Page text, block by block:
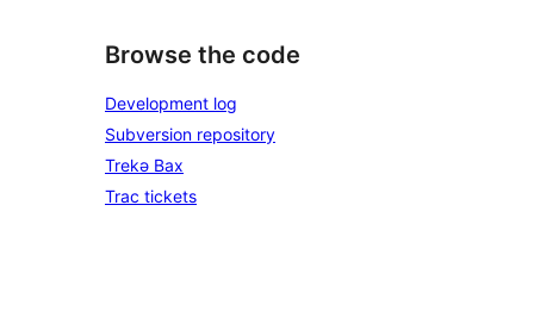
Browse the code
Development log
Subversion repository
Trekə Bax
Trac tickets